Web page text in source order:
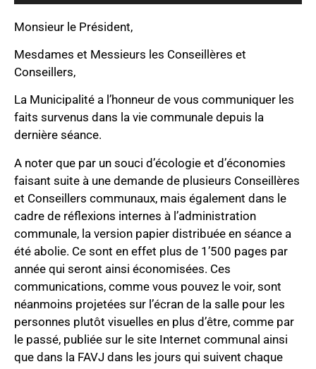
Monsieur le Président,
Mesdames et Messieurs les Conseillères et
Conseillers,
La Municipalité a l’honneur de vous communiquer les
faits survenus dans la vie communale depuis la
dernière séance.
A noter que par un souci d’écologie et d’économies
faisant suite à une demande de plusieurs Conseillères
et Conseillers communaux, mais également dans le
cadre de réflexions internes à l’administration
communale, la version papier distribuée en séance a
été abolie. Ce sont en effet plus de 1’500 pages par
année qui seront ainsi économisées. Ces
communications, comme vous pouvez le voir, sont
néanmoins projetées sur l’écran de la salle pour les
personnes plutôt visuelles en plus d’être, comme par
le passé, publiée sur le site Internet communal ainsi
que dans la FAVJ dans les jours qui suivent chaque